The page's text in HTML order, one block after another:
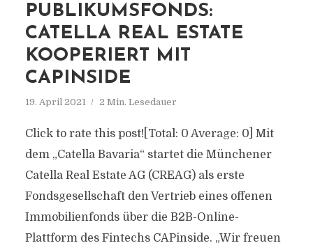
PUBLIKUMSFONDS:
CATELLA REAL ESTATE
KOOPERIERT MIT
CAPINSIDE
19. April 2021 2 Min. Lesedauer
Click to rate this post![Total: 0 Average: 0] Mit
dem „Catella Bavaria“ startet die Münchener
Catella Real Estate AG (CREAG) als erste
Fondsgesellschaft den Vertrieb eines offenen
Immobilienfonds über die B2B-Online-
Plattform des Fintechs CAPinside. „Wir freuen